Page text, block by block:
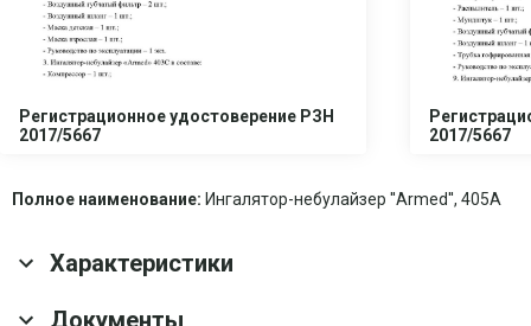
Регистрационное удостоверение РЗН
2017/5667
2017/5667
Полное наименование: Ингалятор-небулайзер ''Armed'', 405A
Характеристики
Основные характеристики